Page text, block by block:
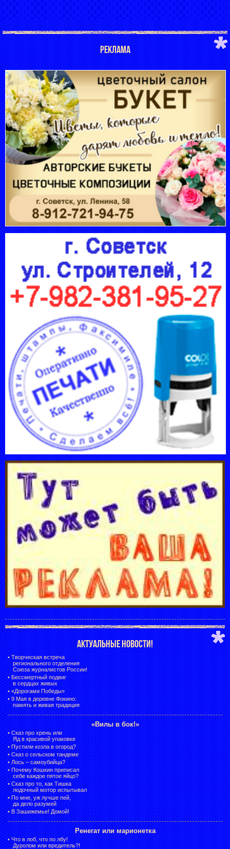
РЕКЛАМА
АКТУАЛЬНЫЕ НОВОСТИ!
• Творческая встреча
регионального отделения
Союза журналистов России!
• Бессмертный подвиг
в сердцах живых
• «Дорогами Победы»
• 9 Мая в деревне Фокино:
память и живая традиция
«Вилы в бок!»
• Сказ про хрень или
Яд в красивой упаковке
• Пустили козла в огород?
• Сказ о сельском тандеме
• Лось – самоубийца?
• Почему Кошкин приписал
себе каждое пятое яйцо?
• Сказ про то, как Тишка
лодочный мотор испытывал
• По мне, уж лучше пей,
да дело разумей
• В Зашижемье! Домой!
Ренегат или марионетка
• Что в лоб, что по лбу!
Дуролом или вредитель?!